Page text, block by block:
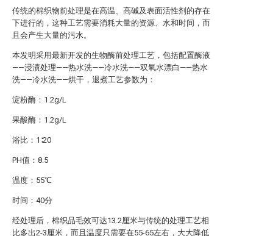
传统的棉织物前处理是在高温、高碱及表面活性剂的存在
下进行的，这种工艺需要消耗大量的资源、水和时间，而
且会产生大量的污水。
本发明采用最新开发的生物酶前处理工艺，包括配置酶液
——浸渍处理——热水洗——冷水洗——双氧水漂白——热水
洗——冷水洗——烘干，退煮工艺参数为：
淀粉酶：1.2g/L
果酸酶：1.2g/L
浴比：1∶20
PH值：8.5
温度：55℃
时间：40分
经处理后，棉织品毛效可达13.2厘米与传统的处理工艺相
比多出2-3厘米，而且温度只需要在55-65左右，大大降低